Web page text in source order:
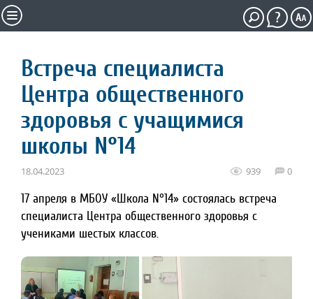
Встреча специалиста
Центра общественного
здоровья с учащимися
школы N°14
18.04.2023 939 0
17 апреля в МБОУ «Школа N°14» состоялась встреча
специалиста Центра общественного здоровья с
учениками шестых классов.